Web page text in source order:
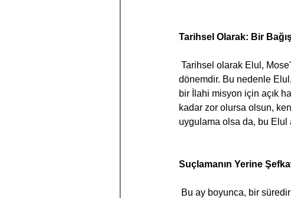
Tarihsel Olarak: Bir
dönemdir. Bu nedenle
bir İlahi misyon için açık
kadar zor olursa olsun,
uygulama olsa da, bu Elul
Suçlamanın Yerine